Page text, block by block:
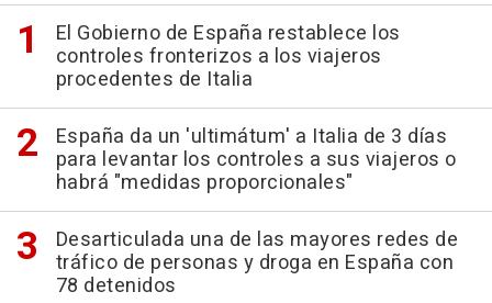
El Gobierno de España restablece los
controles fronterizos a los viajeros
procedentes de Italia
España da un 'ultimátum' a Italia de 3 días
para levantar los controles a sus viajeros o
habrá "medidas proporcionales"
Desarticulada una de las mayores redes de
tráfico de personas y droga en España con
78 detenidos